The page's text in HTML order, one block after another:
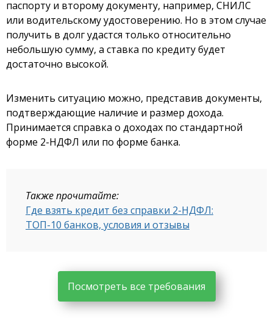
паспорту и второму документу, например, СНИЛС
или водительскому удостоверению. Но в этом случае
получить в долг удастся только относительно
небольшую сумму, а ставка по кредиту будет
достаточно высокой.
Изменить ситуацию можно, представив документы,
подтверждающие наличие и размер дохода.
Принимается справка о доходах по стандартной
форме 2-НДФЛ или по форме банка.
Также прочитайте:
Где взять кредит без справки 2-НДФЛ:
ТОП-10 банков, условия и отзывы
Посмотреть все требования